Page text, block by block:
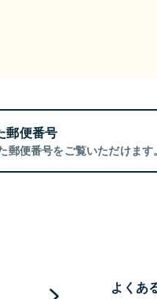
郵便番号
郵便番号をご覧いただけます。
よくあ